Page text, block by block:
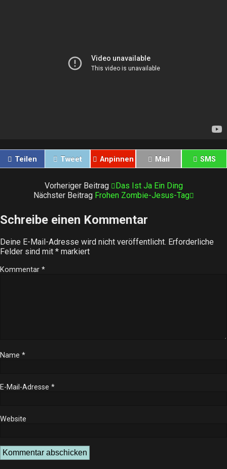
Teilen Tweet Anpinnen Mail SMS
Vorheriger Beitrag
Das Ist Ja Ein Ding
Nächster Beitrag Frohen Zombie-Jesus-Tag
Schreibe einen Kommentar
Deine E-Mail-Adresse wird nicht veröffentlicht. Erforderliche
Felder sind mit * markiert
Kommentar *
Name *
E-Mail-Adresse *
Website